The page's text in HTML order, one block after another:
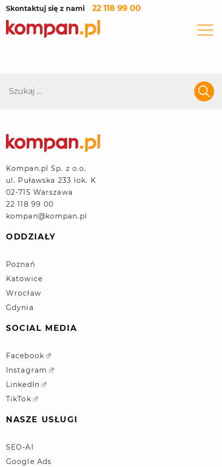
Skontaktuj się z nami 22 118 99 00
Szukaj:
Kompan.pl Sp. z o.o.
ul. Puławska 233 lok. K
02-715 Warszawa
22 118 99 00
kompan@kompan.pl
ODDZIAŁY
Poznań
Katowice
Wrocław
Gdynia
SOCIAL MEDIA
Facebook
Instagram
LinkedIn
TikTok
NASZE USŁUGI
SEO-AI
Google Ads